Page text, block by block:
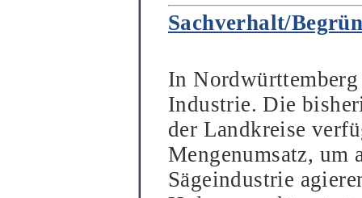
Sachverhalt/
In
Industrie. Die
der Landkreise
Mengenumsatz, um
Sägeindustrie